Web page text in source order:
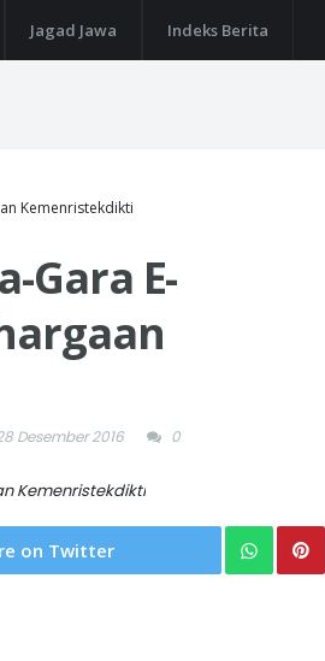
Jagad Jawa Indeks Berita
Kemenristekdikti
Gara E-
Desember 2016 0
on Twitter